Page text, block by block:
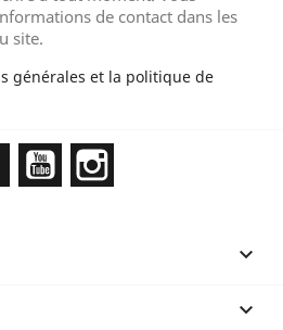
de contact dans les
site.
générales et la politique de
FacebookYouTube

